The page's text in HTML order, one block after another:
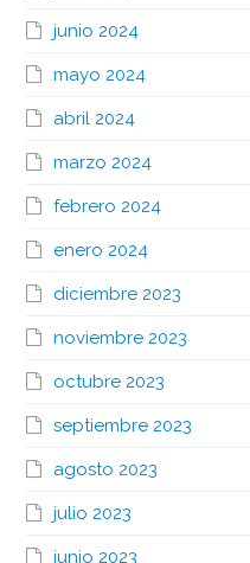
junio 2024
mayo 2024
abril 2024
marzo 2024
febrero 2024
enero 2024
diciembre 2023
noviembre 2023
octubre 2023
septiembre 2023
agosto 2023
julio 2023
junio 2023